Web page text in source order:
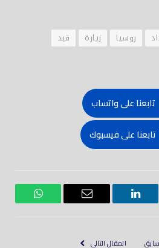
روسيا زيارة
قيد
تابعنا على واتساب
تابعنا على فيسبوك
لينكدود
بريد
واتساب
المقال التالي